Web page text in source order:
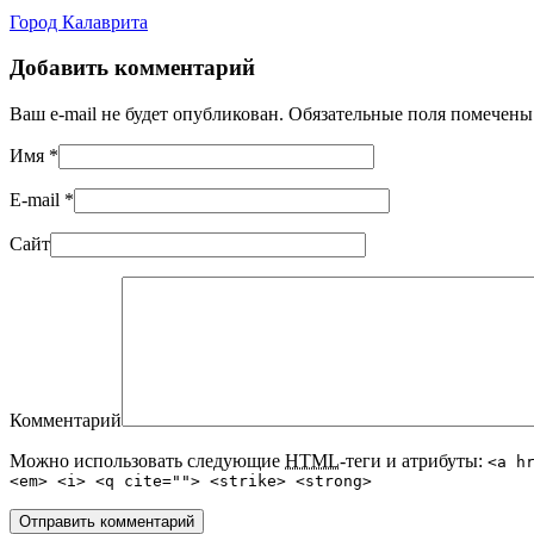
Город Калаврита
Добавить комментарий
Ваш e-mail не будет опубликован. Обязательные поля помечены
Имя *
E-mail *
Сайт
Комментарий
Можно использовать следующие HTML-теги и атрибуты: <a
<em> <i> <q cite=""> <strike> <strong>